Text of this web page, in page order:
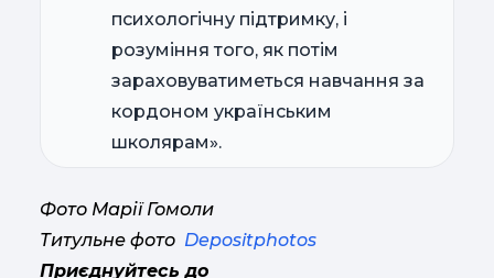
психологічну підтримку, і
розуміння того, як потім
зараховуватиметься навчання за
кордоном українським
школярам».
Фото Марії Гомоли
Титульне фото Depositphotos
Приєднуйтесь до